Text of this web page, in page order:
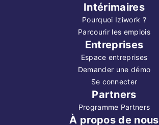
Intérimaires
Pourquoi Iziwork ?
Parcourir les emplois
Entreprises
Espace entreprises
Demander une démo
Se connecter
Partners
Programme Partners
À propos de nous